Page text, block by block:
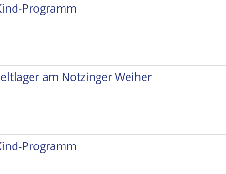
Programm
am Notzinger Weiher
Programm